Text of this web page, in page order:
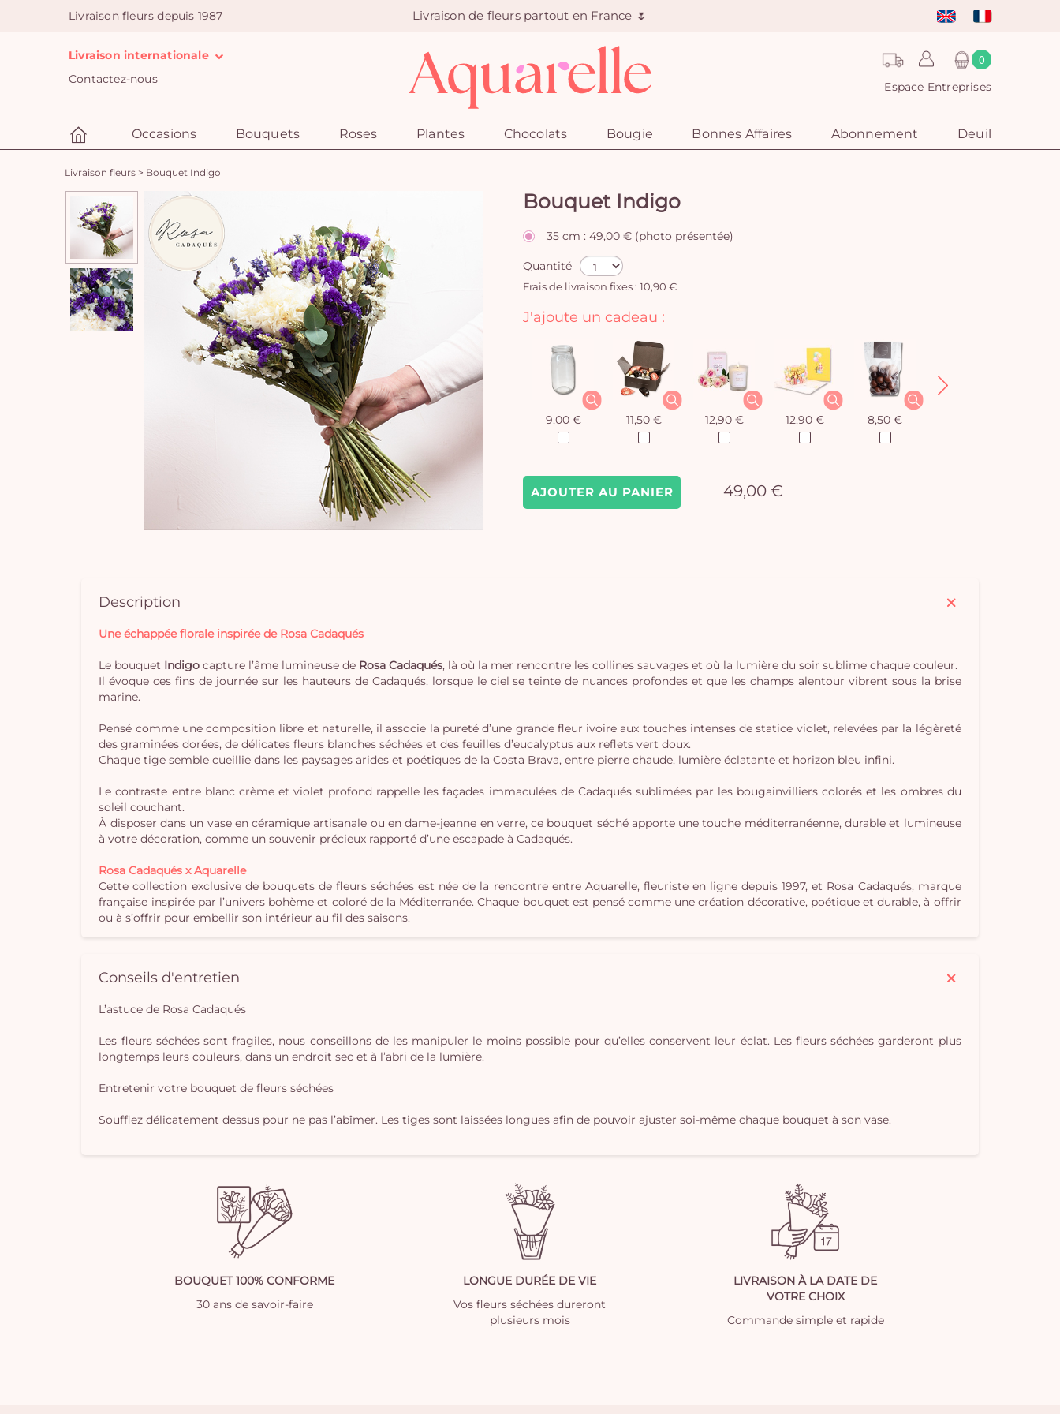
Livraison fleurs depuis 1987 Livraison de fleurs partout en France 🌷
Livraison internationale
Contactez-nous
0
Espace Entreprises
Occasions Bouquets Roses Plantes Chocolats Bougie Bonnes Affaires Abonnement Deuil
Livraison fleurs > Bouquet Indigo
Bouquet Indigo
35 cm : 49,00 € (photo présentée)
Quantité
Frais de livraison fixes : 10,90 €
AJOUTER AU PANIER 49,00 €
J'ajoute un cadeau :
9,00 € 11,50 € 12,90 € 12,90 € 8,50 €
Description
Une échappée florale inspirée de Rosa Cadaqués
Le bouquet Indigo capture l’âme lumineuse de Rosa Cadaqués, là où la mer rencontre les collines sauvages et où la lumière du soir sublime chaque couleur.
Il évoque ces fins de journée sur les hauteurs de Cadaqués, lorsque le ciel se teinte de nuances profondes et que les champs alentour vibrent sous la brise
marine.
Pensé comme une composition libre et naturelle, il associe la pureté d’une grande fleur ivoire aux touches intenses de statice violet, relevées par la légèreté
des graminées dorées, de délicates fleurs blanches séchées et des feuilles d’eucalyptus aux reflets vert doux.
Chaque tige semble cueillie dans les paysages arides et poétiques de la Costa Brava, entre pierre chaude, lumière éclatante et horizon bleu infini.
Le contraste entre blanc crème et violet profond rappelle les façades immaculées de Cadaqués sublimées par les bougainvilliers colorés et les ombres du
soleil couchant.
À disposer dans un vase en céramique artisanale ou en dame-jeanne en verre, ce bouquet séché apporte une touche méditerranéenne, durable et lumineuse
à votre décoration, comme un souvenir précieux rapporté d’une escapade à Cadaqués.
Rosa Cadaqués x Aquarelle
Cette collection exclusive de bouquets de fleurs séchées est née de la rencontre entre Aquarelle, fleuriste en ligne depuis 1997, et Rosa Cadaqués, marque
française inspirée par l’univers bohème et coloré de la Méditerranée. Chaque bouquet est pensé comme une création décorative, poétique et durable, à offrir
ou à s’offrir pour embellir son intérieur au fil des saisons.
Conseils d'entretien
L’astuce de Rosa Cadaqués
Les fleurs séchées sont fragiles, nous conseillons de les manipuler le moins possible pour qu’elles conservent leur éclat. Les fleurs séchées garderont plus
longtemps leurs couleurs, dans un endroit sec et à l’abri de la lumière.
Entretenir votre bouquet de fleurs séchées
Soufflez délicatement dessus pour ne pas l’abîmer. Les tiges sont laissées longues afin de pouvoir ajuster soi-même chaque bouquet à son vase.
BOUQUET 100% CONFORME
30 ans de savoir-faire
LONGUE DURÉE DE VIE
Vos fleurs séchées dureront
plusieurs mois
LIVRAISON À LA DATE DE
VOTRE CHOIX
Commande simple et rapide